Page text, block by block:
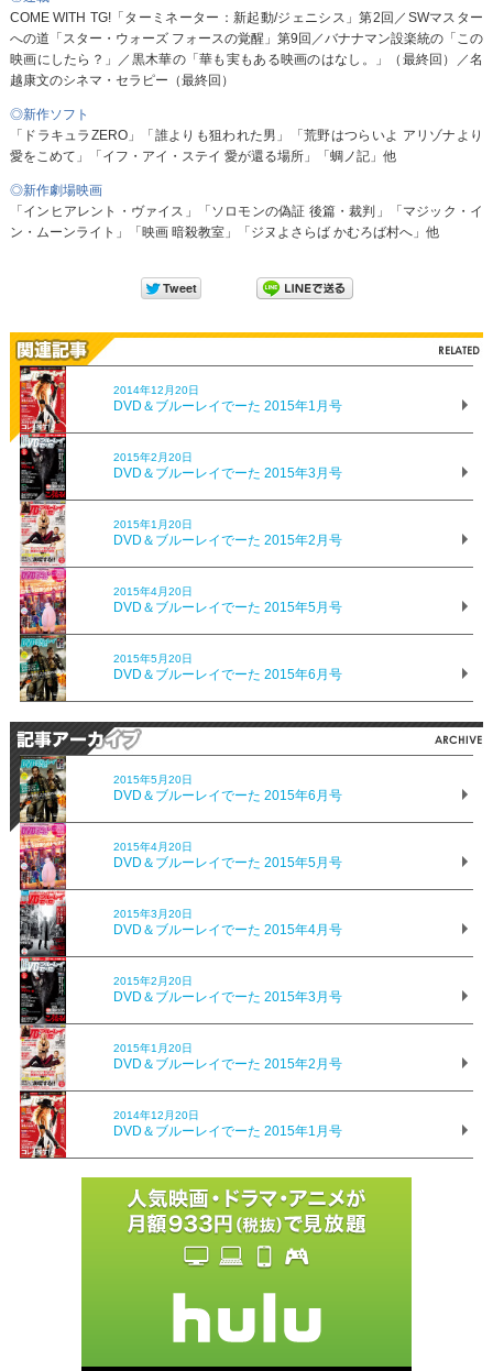
COME WITH TG!「ターミネーター：新起動/ジェニシス」第2回／SWマスター
への道「スター・ウォーズ フォースの覚醒」第9回／バナナマン設楽統の「この
映画にしたら？」／黒木華の「華も実もある映画のはなし。」（最終回）／名
越康文のシネマ・セラピー（最終回）
◎新作ソフト
「ドラキュラZERO」「誰よりも狙われた男」「荒野はつらいよ アリゾナより
愛をこめて」「イフ・アイ・ステイ 愛が還る場所」「蜩ノ記」他
◎新作劇場映画
「インヒアレント・ヴァイス」「ソロモンの偽証 後篇・裁判」「マジック・イ
ン・ムーンライト」「映画 暗殺教室」「ジヌよさらば かむろば村へ」他
2014年12月20日
DVD＆ブルーレイでーた 2015年1月号
2015年2月20日
DVD＆ブルーレイでーた 2015年3月号
2015年1月20日
DVD＆ブルーレイでーた 2015年2月号
2015年4月20日
DVD＆ブルーレイでーた 2015年5月号
2015年5月20日
DVD＆ブルーレイでーた 2015年6月号
2015年5月20日
DVD＆ブルーレイでーた 2015年6月号
2015年4月20日
DVD＆ブルーレイでーた 2015年5月号
2015年3月20日
DVD＆ブルーレイでーた 2015年4月号
2015年2月20日
DVD＆ブルーレイでーた 2015年3月号
2015年1月20日
DVD＆ブルーレイでーた 2015年2月号
2014年12月20日
DVD＆ブルーレイでーた 2015年1月号